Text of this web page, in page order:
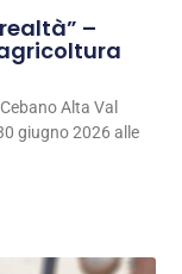
–
Alta Val
giugno 2026 alle